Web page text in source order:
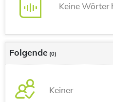
Keine Wörter
Folgende (0)
Keiner